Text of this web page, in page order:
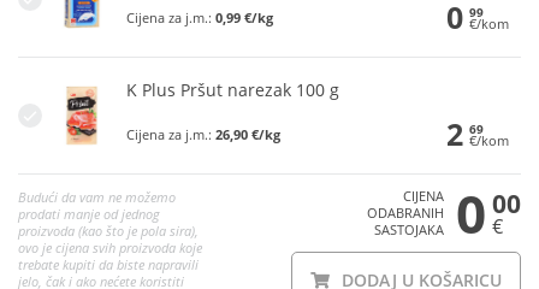
Cijena za j.m.: 0,99 €/kg 0 99
€/kom
K Plus Pršut narezak 100 g
Cijena za j.m.: 26,90 €/kg 2 69
€/kom
Budući da vam ne možemo
prodati manje od jednog
proizvoda (kao što je pola sira),
ovo je cijena svih proizvoda koje
trebate kupiti da biste napravili
jelo, čak i ako nećete koristiti
CIJENA
ODABRANIH
SASTOJAKA
0 00
€
DODAJ U KOŠARICU